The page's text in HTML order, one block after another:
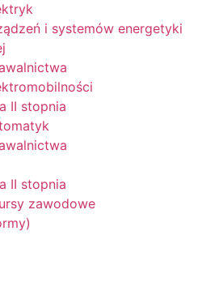
i systemów energetyki
II stopnia
II stopnia
zawodowe